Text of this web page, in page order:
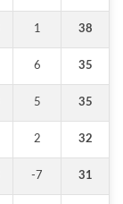
1 38
6 35
5 35
2 32
-7 31